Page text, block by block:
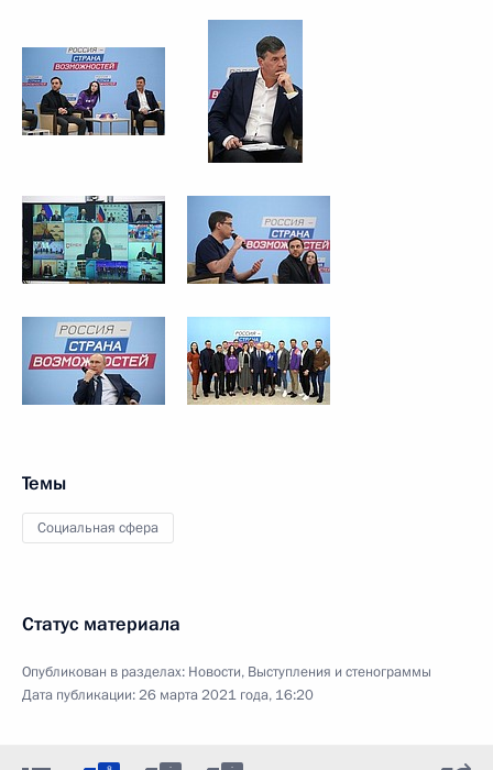
Темы
Социальная сфера
Статус материала
Опубликован в разделах: Новости, Выступления и стенограммы
Дата публикации:26 марта 2021 года, 16:20